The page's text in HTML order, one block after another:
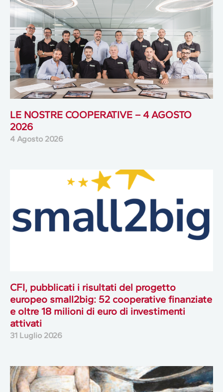
LE NOSTRE COOPERATIVE – 4 AGOSTO
2026
4 Agosto 2026
CFI, pubblicati i risultati del progetto
europeo small2big: 52 cooperative finanziate
e oltre 18 milioni di euro di investimenti
attivati
31 Luglio 2026